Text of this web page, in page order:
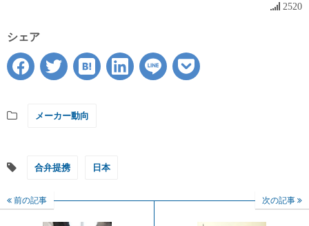
2520
シェア
メーカー動向
合弁提携 日本
前の記事 次の記事